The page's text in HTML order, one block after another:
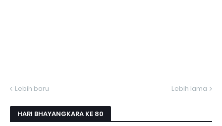
Lebih baru Lebih lama
HARI BHAYANGKARA KE 80